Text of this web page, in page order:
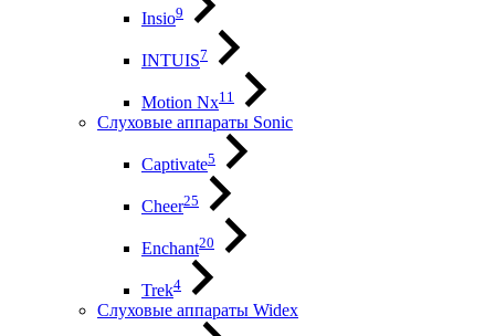
Insio9
INTUIS7
Motion Nx11
Слуховые аппараты Sonic
Captivate5
Cheer25
Enchant20
Trek4
Слуховые аппараты Widex